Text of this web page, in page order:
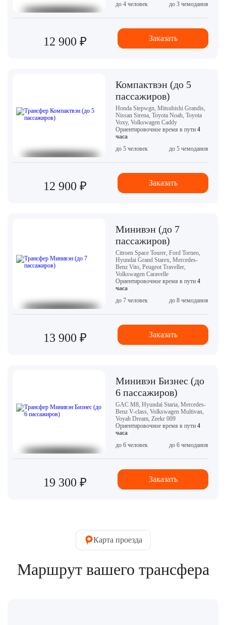
до 4 человек
до 3 чемоданов
12 900 ₽ Заказать
Компактвэн (до 5
пассажиров)
Honda Stepwgn, Mitsubishi Grandis,
Nissan Sirena, Toyota Noah, Toyota
Voxy, Volkswagen Caddy
Ориентировочное время в пути 4
часа
до 5 человек
до 5 чемоданов
12 900 ₽ Заказать
Минивэн (до 7
пассажиров)
Citroen Space Tourer, Ford Torneo,
Hyundai Grand Starex, Mercedes-
Benz Vito, Peugeot Traveller,
Volkswagen Caravelle
Ориентировочное время в пути 4
часа
до 7 человек
до 8 чемоданов
13 900 ₽ Заказать
Минивэн Бизнес (до
6 пассажиров)
GAC M8, Hyundai Staria, Mercedes-
Benz V-class, Volkswagen Multivan,
Voyah Dream, Zeekr 009
Ориентировочное время в пути 4
часа
до 6 человек
до 6 чемоданов
19 300 ₽ Заказать
Карта проезда
Маршрут вашего трансфера